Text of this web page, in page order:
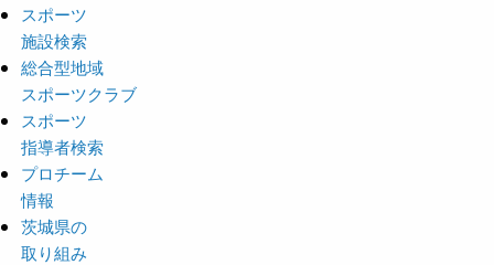
スポーツ
施設検索
総合型地域
スポーツクラブ
スポーツ
指導者検索
プロチーム
情報
茨城県の
取り組み